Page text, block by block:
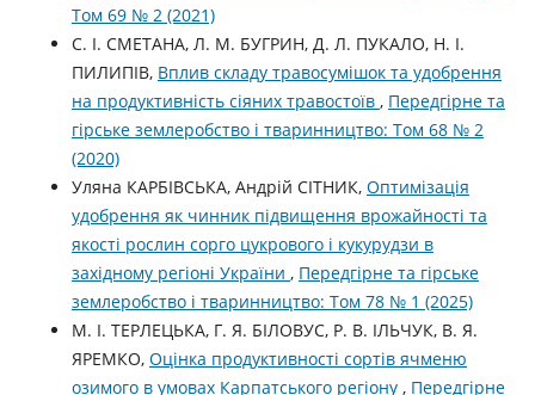
Том 69 № 2 (2021)
С. І. СМЕТАНА, Л. М. БУГРИН, Д. Л. ПУКАЛО, Н. І.
ПИЛИПІВ, Вплив складу травосумішок та удобрення
на продуктивність сіяних травостоїв , Передгірне та
гірське землеробство і тваринництво: Том 68 № 2
(2020)
Уляна КАРБІВСЬКА, Андрій СІТНИК, Оптимізація
удобрення як чинник підвищення врожайності та
якості рослин сорго цукрового і кукурудзи в
західному регіоні України , Передгірне та гірське
землеробство і тваринництво: Том 78 № 1 (2025)
М. І. ТЕРЛЕЦЬКА, Г. Я. БІЛОВУС, Р. В. ІЛЬЧУК, В. Я.
ЯРЕМКО, Оцінка продуктивності сортів ячменю
озимого в умовах Карпатського регіону , Передгірне